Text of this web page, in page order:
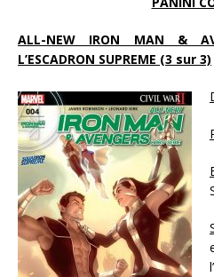
ALL-NEW IRON MAN &
L’ESCADRON SUPREME (3 sur 3)